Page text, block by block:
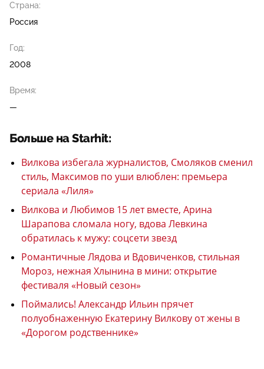
Страна:
Россия
Год:
2008
Время:
—
Больше на Starhit:
Вилкова избегала журналистов, Смоляков сменил
стиль, Максимов по уши влюблен: премьера
сериала «Лиля»
Вилкова и Любимов 15 лет вместе, Арина
Шарапова сломала ногу, вдова Левкина
обратилась к мужу: соцсети звезд
Романтичные Лядова и Вдовиченков, стильная
Мороз, нежная Хлынина в мини: открытие
фестиваля «Новый сезон»
Поймались! Александр Ильин прячет
полуобнаженную Екатерину Вилкову от жены в
«Дорогом родственнике»